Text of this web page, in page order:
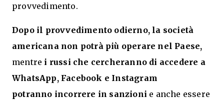
provvedimento.
Dopo il provvedimento odierno, la società
americana non potrà più operare nel Paese,
mentre i russi che cercheranno di accedere a
WhatsApp, Facebook e Instagram
potranno incorrere in sanzioni e anche essere